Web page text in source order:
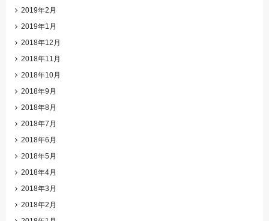
2019年2月
2019年1月
2018年12月
2018年11月
2018年10月
2018年9月
2018年8月
2018年7月
2018年6月
2018年5月
2018年4月
2018年3月
2018年2月